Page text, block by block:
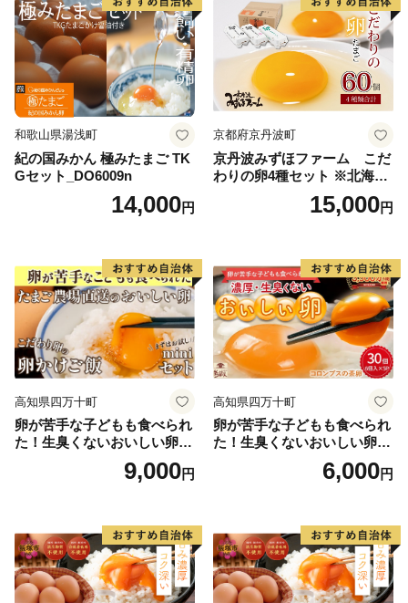
和歌山県湯浅町
紀の国みかん 極みたまご TK
Gセット_DO6009n
14,000円
京都府京丹波町
京丹波みずほファーム こだ
わりの卵4種セット ※北海
道・沖縄・その他離島は配送
15,000円
高知県四万十町
卵が苦手な子どもも食べられ
た！生臭くないおいしい卵を
味わう卵かけご飯ミニセット
(卵6個×2P、お米2合×1P、醤
9,000円
高知県四万十町
卵が苦手な子どもも食べられ
た！生臭くないおいしい卵 6
個入×5P／Gbn-A036,000円